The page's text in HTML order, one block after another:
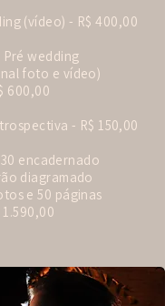
(vídeo) - R$ 400,00
Pré wedding
foto e vídeo)
600,00
- R$ 150,00
encadernado
diagramado
e 50 páginas
1.590,00